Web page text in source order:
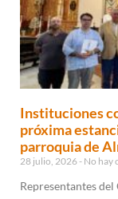
Instituciones
próxima
parroquia de
28 julio, 2026 No hay
Representantes